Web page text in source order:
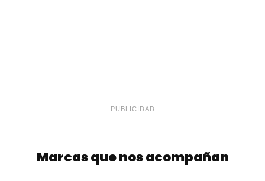
PUBLICIDAD
Marcas que nos acompañan